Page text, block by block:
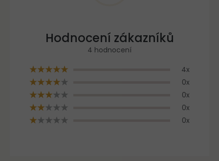
hodnocení
produktu
je
4 hodnocení
4x
0x
0x
0x
0x